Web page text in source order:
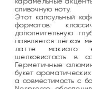
сливочную ноту.
Этот капсульный
форматов:
дополнительную
появляется лёгкая
латте макиато
шелковистость в
Герметичные
букет
а совместимость с